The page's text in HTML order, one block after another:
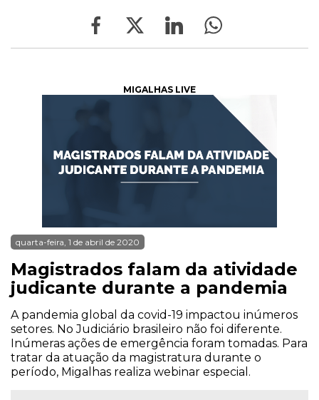
MIGALHAS LIVE
quarta-feira, 1 de abril de 2020
Magistrados falam da atividade
judicante durante a pandemia
A pandemia global da covid-19 impactou inúmeros
setores. No Judiciário brasileiro não foi diferente.
Inúmeras ações de emergência foram tomadas. Para
tratar da atuação da magistratura durante o
período, Migalhas realiza webinar especial.